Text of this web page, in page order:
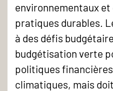
environnementaux
pratiques durables.
à des défis
budgétisation verte
politiques
climatiques, mais